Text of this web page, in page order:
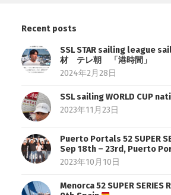
Recent posts
SSL STAR sailing league
材 テレ朝 「港時間」
2024年2月28日
SSL sailing WORLD CUP
2023年11月23日
Puerto Portals 52 SUPER
Sep 18th – 23rd, Puerto
2023年10月10日
Menorca 52 SUPER SERIES